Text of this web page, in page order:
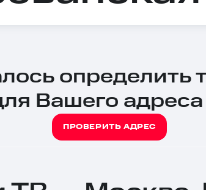
определить
Вашего адреса
ПРОВЕРИТЬ АДРЕС